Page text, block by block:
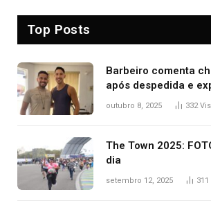
Top Posts
Barbeiro comenta
após despedida e
para o TO: ‘Não
outubro 8, 2025 332
The Town 2025:
dia
setembro 12, 2025 311